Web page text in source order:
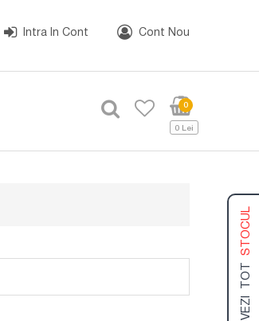
VEZI TOT
STOCUL
Intra In Cont Cont Nou
0
0 Lei